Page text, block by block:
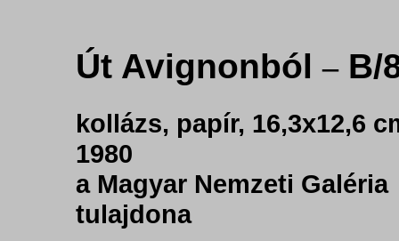
Út Avignonból–B/
kollázs, papír, 16,3x12,6
1980
a Magyar Nemzeti Galéria
tulajdona